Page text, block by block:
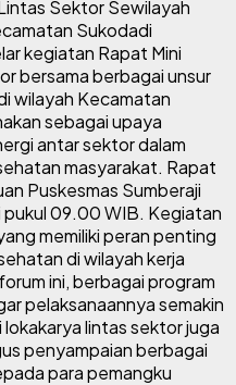
kegiatan Rapat Mini
bersama berbagai unsur
wilayah Kecamatan
sebagai upaya
antar sektor dalam
masyarakat. Rapat
Puskesmas Sumberaji
pukul 09.00 WIB. Kegiatan
memiliki peran penting
di wilayah kerja
ini, berbagai program
pelaksanaannya semakin
lintas sektor juga
penyampaian berbagai
para pemangku